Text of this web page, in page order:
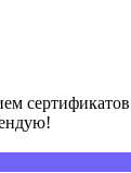
сертификатов